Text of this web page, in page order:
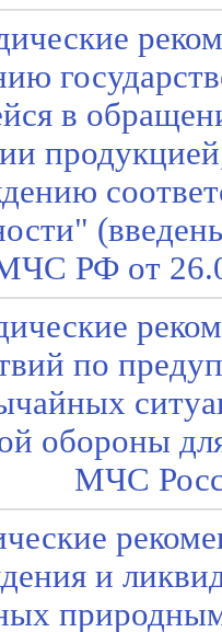
в
РФ от
по
обороны
МЧС
и